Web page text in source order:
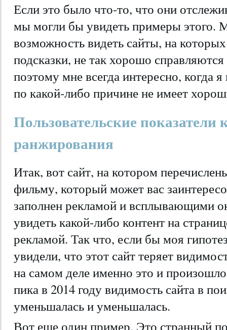
Если это было что-то, что они
мы могли бы увидеть примеры
возможность видеть сайты, на
подсказки, не так хорошо
поэтому мне всегда интересно, когда
по какой-либо причине не имеет
Пользовательские показатели
ранжирования
Итак, вот сайт, на котором
фильму, который может вас
заполнен рекламой и всплывающими
увидеть какой-либо контент на
рекламой. Так что, если бы моя
увидели, что этот сайт теряет
на самом деле именно это и
пика в 2014 году видимость сайта в
уменьшалась и уменьшалась.
Вот еще один пример. Это странный